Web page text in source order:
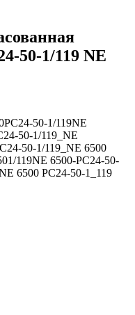
50-1/119 NE
50-1/119NE
50-1/119_NE
50-1/119_NE 6500
119NE 6500-PC24-50-
6500 PC24-50-1_119